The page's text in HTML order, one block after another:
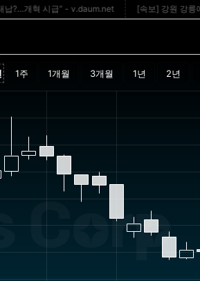
혁 시급” - v.daum.net [속보] 강원 강릉에 시
Corp